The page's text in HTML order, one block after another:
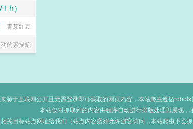
h）
暗黑猫妖
青芽红豆
的素描笔
源于互联网公开且无需登录即可获取的网页内容，本站爬虫遵循
本站仅对抓取到的内容由程序自动进行排版处理再展现，
关目标站点网址给我们（站点内容必须允许游客访问，本站爬虫不会